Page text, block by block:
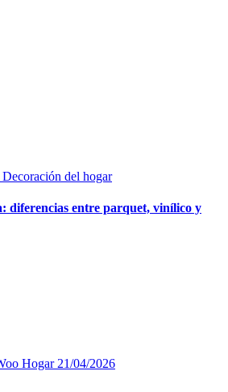
Decoración del hogar
diferencias entre parquet, vinílico y
Hogar 21/04/2026